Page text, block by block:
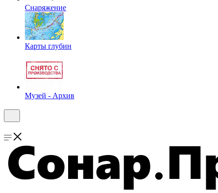
Снаряжение
Карты глубин
Музей - Архив